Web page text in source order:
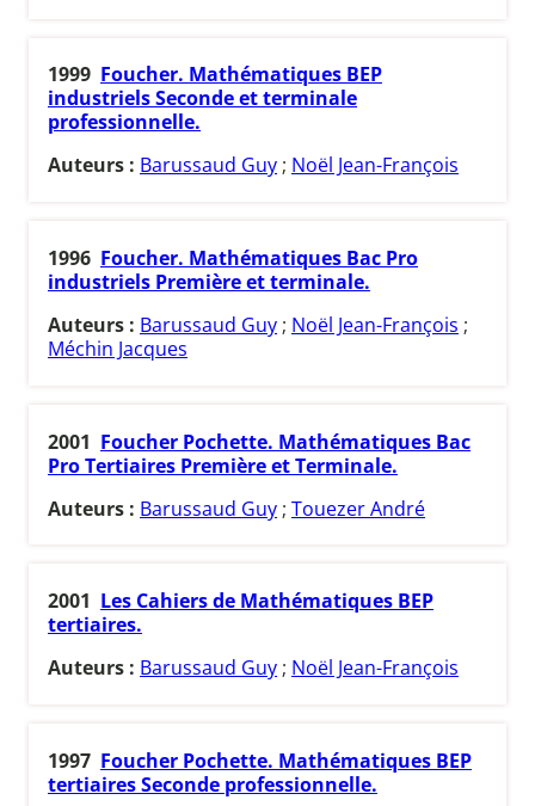
1999 Foucher. Mathématiques BEP
industriels Seconde et terminale
professionnelle.
Auteurs : Barussaud Guy ; Noël Jean-François
1996 Foucher. Mathématiques Bac Pro
industriels Première et terminale.
Auteurs : Barussaud Guy ; Noël Jean-François ;
Méchin Jacques
2001 Foucher Pochette. Mathématiques Bac
Pro Tertiaires Première et Terminale.
Auteurs : Barussaud Guy ; Touezer André
2001 Les Cahiers de Mathématiques BEP
tertiaires.
Auteurs : Barussaud Guy ; Noël Jean-François
1997 Foucher Pochette. Mathématiques BEP
tertiaires Seconde professionnelle.